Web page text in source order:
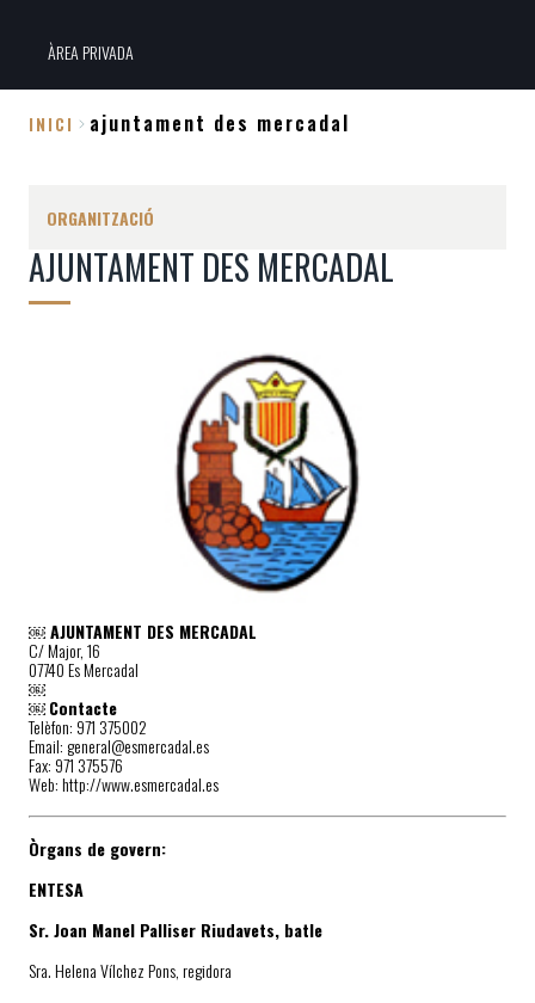
ÀREA PRIVADA
INICI ajuntament des mercadal
ORGANITZACIÓ
AJUNTAMENT DES MERCADAL
￼ AJUNTAMENT DES MERCADAL
C/ Major, 16
07740 Es Mercadal
￼
￼Contacte
Telèfon: 971 375002
Email: general@esmercadal.es
Fax: 971 375576
Web: http://www.esmercadal.es
Òrgans de govern:
ENTESA
Sr. Joan Manel Palliser Riudavets, batle
Sra. Helena Vílchez Pons, regidora